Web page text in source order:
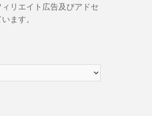
リエイト広告及びアドセ
ます。